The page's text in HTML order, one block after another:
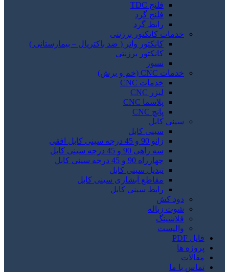
فلنج TDC
فلنج گرد
رابط گرد
خدمات کانکتور برزنتی
کانکتور واتر ( ضد باکتریال – بیمارستانی )
کانکتور برزنتی
نسوز
خدمات CNC (خم و برش)
خدمات CNC
لیزر CNC
پلاسما CNC
پانچ CNC
سینی کابل
سینی کابل
زانو 90 و 45 درجه سینی کابل افقی
سه راهی 90 و 45 درجه سینی کابل
چهارراه 90 و 45 درجه سینی کابل
تبدیل سینی کابل
مقاطع آبشاری سینی کابل
رابط سینی کابل
دود کش
شوت زباله
فلاشینگ
والپست
فایل PDF
پروژه ها
مقالات
تماس با ما